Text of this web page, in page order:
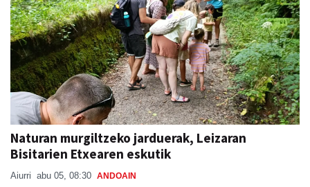
Naturan murgiltzeko jarduerak, Leizaran
Bisitarien Etxearen eskutik
Aiurri abu 05, 08:30 ANDOAIN